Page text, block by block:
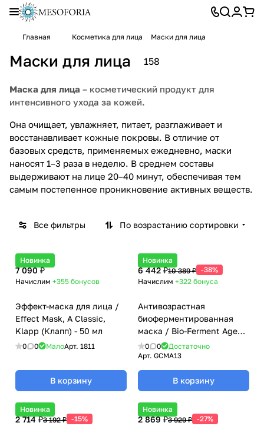
Главная Косметика для лица Маски для лица
Маски для лица 158
Маска для лица – косметический продукт для
интенсивного ухода за кожей.
Она очищает, увлажняет, питает, разглаживает и
восстанавливает кожные покровы. В отличие от
базовых средств, применяемых ежедневно, маски
наносят 1–3 раза в неделю. В среднем составы
выдерживают на лице 20–40 минут, обеспечивая тем
самым постепенное проникновение активных веществ.
Все фильтры По возрастанию сортировки
Новинка
7 090 ₽
Начислим +355 бонусов
Эффект-маска для лица /
Effect Mask, A Classic,
Klapp (Клапп) - 50 мл
0 0 МалоАрт. 1811
В корзину
Новинка
6 442 ₽10 389 ₽ -38%
Начислим +322 бонуса
Антивозрастная
биоферментированная
маска / Bio-Ferment Age
Defying Powder Mask,
Genosys (Генозис) - 300 гр
0 0
Достаточно
Арт. GCMA13
В корзину
Новинка
2 714 ₽3 192 ₽ -15%
Новинка
2 869 ₽3 929 ₽ -27%